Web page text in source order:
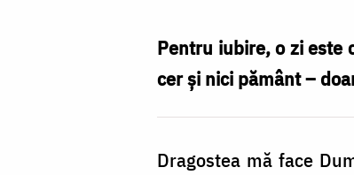
Pentru iubire, o zi este
cer și nici pământ –
Dragostea mă face